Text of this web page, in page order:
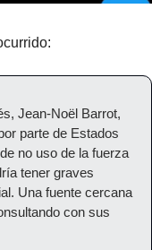
Jean-Noël Barrot,
parte de Estados
no uso de la fuerza
tener graves
Una fuente cercana
con sus